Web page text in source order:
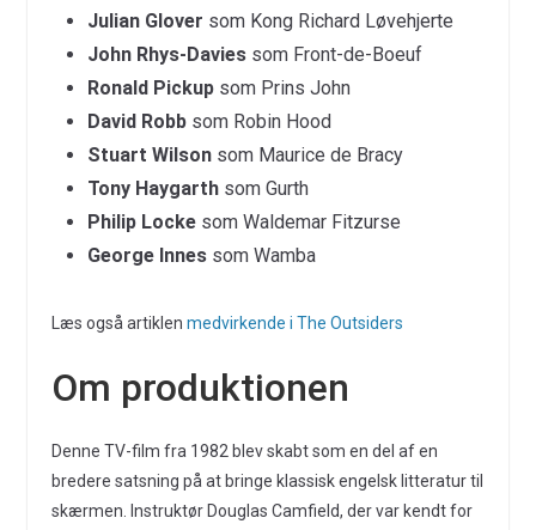
Julian Glover som Kong Richard Løvehjerte
John Rhys-Daviessom Front-de-Boeuf
Ronald Pickupsom Prins John
David Robbsom Robin Hood
Stuart Wilsonsom Maurice de Bracy
Tony Haygarthsom Gurth
Philip Lockesom Waldemar Fitzurse
George Innessom Wamba
Læs også artiklen medvirkende i The Outsiders
Om produktionen
Denne TV-film fra 1982 blev skabt som en del af en
bredere satsning på at bringe klassisk engelsk litteratur til
skærmen. Instruktør Douglas Camfield, der var kendt for